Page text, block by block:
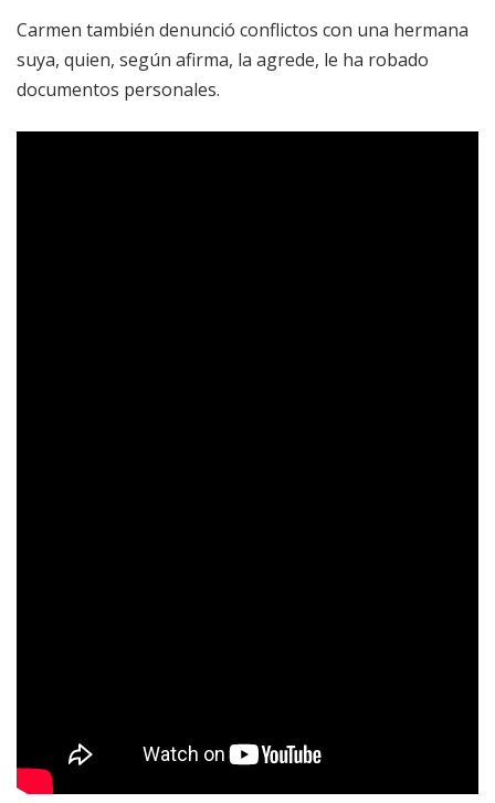
Carmen también denunció conflictos con una hermana
suya, quien, según afirma, la agrede, le ha robado
documentos personales.